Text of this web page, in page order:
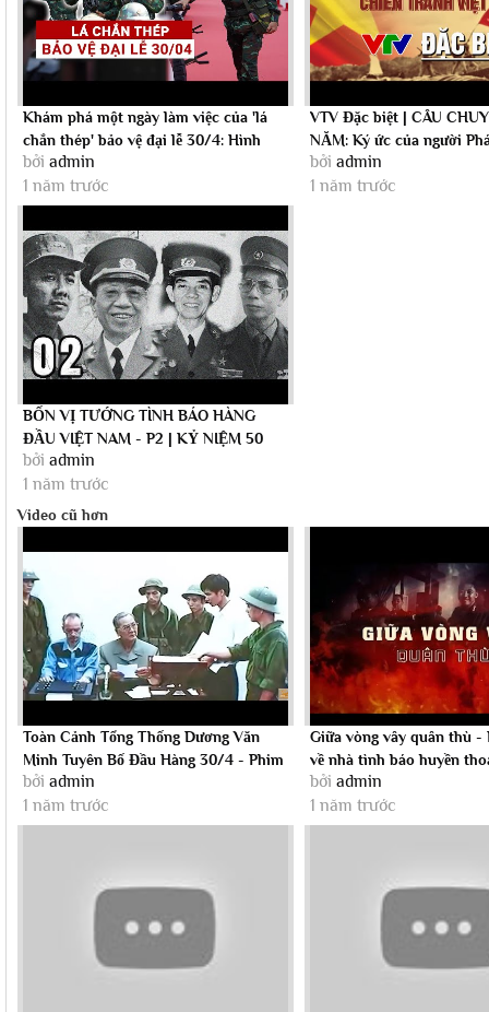
Khám phá một ngày làm việc của 'lá
chắn thép' bảo vệ đại lễ 30/4: Hình
ảnh...
bởi admin
1 năm trước
VTV Đặc biệt | CÂU
NĂM: Ký ức của người
chiến...
bởi admin
1 năm trước
BỐN VỊ TƯỚNG TÌNH BÁO HÀNG
ĐẦU VIỆT NAM - P2 | KỶ NIỆM 50
NĂM THỐNG NHẤT...
bởi admin
1 năm trước
Video cũ hơn
Toàn Cảnh Tổng Thống Dương Văn
Minh Tuyên Bố Đầu Hàng 30/4 - Phim
Lẻ Chiến...
bởi admin
1 năm trước
Giữa vòng vây quân thù -
về nhà tình báo huyền
bởi admin
1 năm trước